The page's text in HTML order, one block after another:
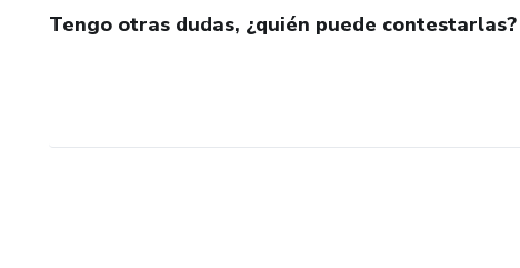
Tengo otras dudas, ¿quién puede contestarlas?